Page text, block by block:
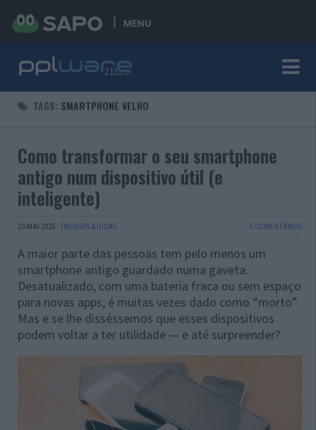
MENU
TAGS: SMARTPHONE VELHO
Como transformar o seu smartphone
antigo num dispositivo útil (e
inteligente)
23 MAI 2025 · TRUQUES & DICAS 5 COMENTÁRIOS
A maior parte das pessoas tem pelo menos um
smartphone antigo guardado numa gaveta.
Desatualizado, com uma bateria fraca ou sem espaço
para novas apps, é muitas vezes dado como “morto”.
Mas e se lhe disséssemos que esses dispositivos
podem voltar a ter utilidade — e até surpreender?